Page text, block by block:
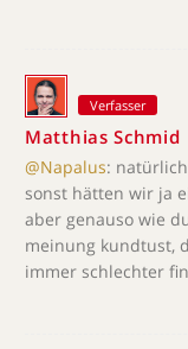
Verfasser
Matthias Schmid
@Napalus:
sonst hätten wir ja
aber genauso wie
meinung kundtust,
immer schlechter